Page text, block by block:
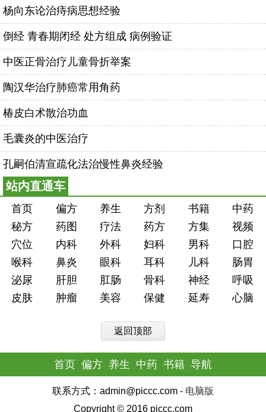
杨向东论治痔病思想经验
倒经 青春期闭经 处方组成 病例验证
中医正骨治疗儿童骨折举案
陶汉华治疗肺癌常用角药
椿皮白术散治功血
毛囊炎的中医治疗
孔嗣伯清宣疏化法治慢性鼻炎经验
站内直通车
首页 偏方 养生 方剂 书籍
中药
秘方
药图 疗法 药方 方集
视频
穴位
内科 外科 妇科 男科
口腔
喉科
鼻炎 眼科 耳科 儿科
肠胃
泌尿
肝胆 肛肠 骨科 神经
呼吸
皮肤
肿瘤 美容 保健 延寿 心脑
返回顶部
首页 偏方 养生 中药 书籍 导航
联系方式：admin@piccc.com - 电脑版
Copyright © 2016 piccc.com